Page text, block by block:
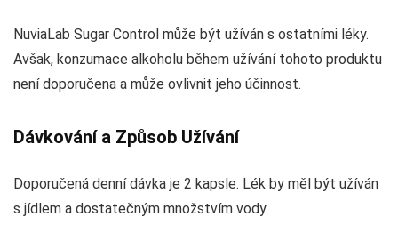
NuviaLab Sugar Control může být užíván s ostatními léky.
Avšak, konzumace alkoholu během užívání tohoto produktu
není doporučena a může ovlivnit jeho účinnost.
Dávkování a Způsob Užívání
Doporučená denní dávka je 2 kapsle. Lék by měl být užíván
s jídlem a dostatečným množstvím vody.